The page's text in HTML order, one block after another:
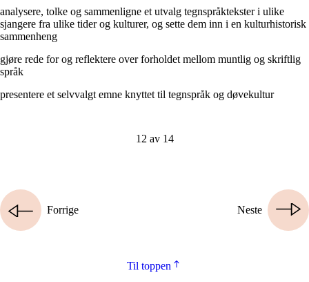
analysere, tolke og sammenligne et utvalg tegnspråktekster i ulike
sjangere fra ulike tider og kulturer, og sette dem inn i en kulturhistorisk
sammenheng
gjøre rede for og reflektere over forholdet mellom muntlig og skriftlig
språk
presentere et selvvalgt emne knyttet til tegnspråk og døvekultur
12 av 14
Neste
Forrige
Til toppen